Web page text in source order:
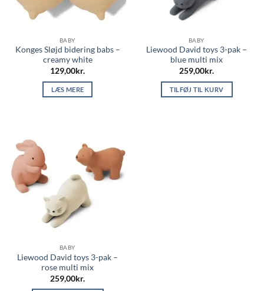
BABY
Konges Sløjd bidering babs –
creamy white
129,00kr.
LÆS MERE
BABY
Liewood David toys 3-pak –
blue multi mix
259,00kr.
TILFØJ TIL KURV
BABY
Liewood David toys 3-pak –
rose multi mix
259,00kr.